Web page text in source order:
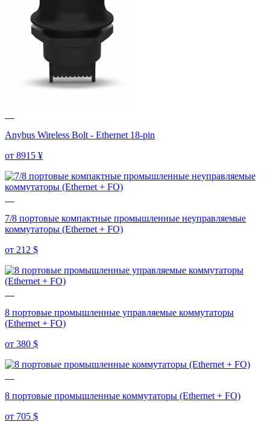
Anybus Wireless Bolt - Ethernet 18-pin
от 8915 ¥
7/8 портовые компактные промышленные неуправляемые
коммутаторы (Ethernet + FO)
от 212 $
8 портовые промышленные управляемые коммутаторы
(Ethernet + FO)
от 380 $
8 портовые промышленные коммутаторы (Ethernet + FO)
от 705 $